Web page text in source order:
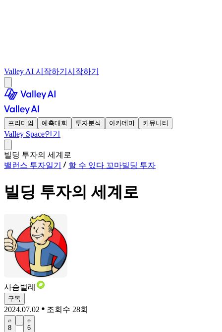
Valley AI 시작하기 시작하기
프리미엄 예측대회 투자분석 아카데미 커뮤니티
Valley Space인기
빌딩 투자의 세계로
밸런스 투자일기
할 수 있다 꼬마빌딩 투자
빌딩 투자의 세계로
사슴벌레
구독
2024.07.02 조회수 28회
8 6